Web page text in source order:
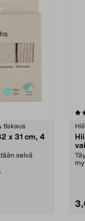
tiskaus
x 31 cm, 4
selvä